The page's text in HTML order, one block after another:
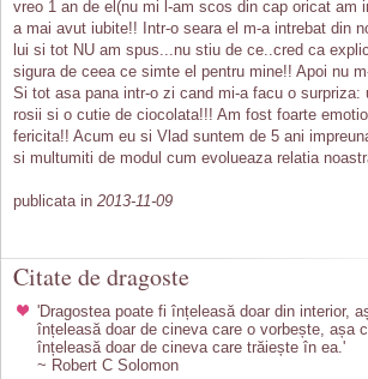
vreo 1 an de el(nu mi l-am scos din cap oricat am
a mai avut iubite!! Intr-o seara el m-a intrebat din
lui si tot NU am spus...nu stiu de ce..cred ca
sigura de ceea ce simte el pentru mine!! Apoi nu
Si tot asa pana intr-o zi cand mi-a facu o surpriza:
rosii si o cutie de ciocolata!!! Am fost foarte
fericita!! Acum eu si Vlad suntem de 5 ani
si multumiti de modul cum evolueaza relatia
publicata in 2013-11-09
Citate de dragoste
'Dragostea poate fi înțeleasă doar din interior,
înțeleasă doar de cineva care o vorbește, așa
înțeleasă doar de cineva care trăiește în ea.'
~ Robert C Solomon